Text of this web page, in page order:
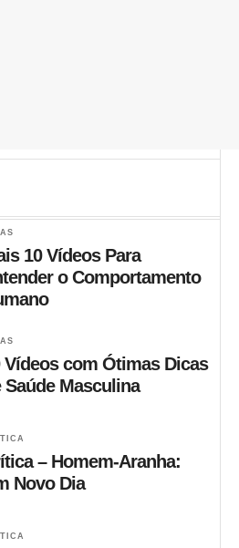
10 Vídeos Para
o Comportamento
Vídeos com Ótimas Dicas
Saúde Masculina
– Homem-Aranha:
Novo Dia